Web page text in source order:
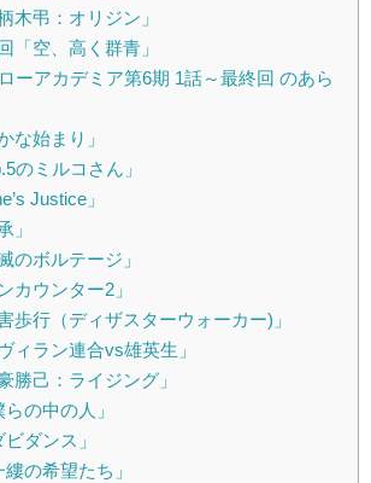
木弔：オリジン」
「空、高く群青」
ーアカデミア第6期 1話～最終回 のあら
な始まり」
のミルコさん」
Justice」
」
のボルテージ」
カウンター2」
歩行（ディザスターウォーカー)」
ィラン連合vs雄英生」
勝己：ライジング」
の中の人」
ダンス」
の希望たち」